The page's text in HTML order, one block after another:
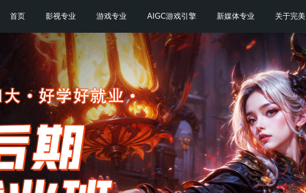
构
台
首页 影视专业 游戏专业 AIGC游戏引擎